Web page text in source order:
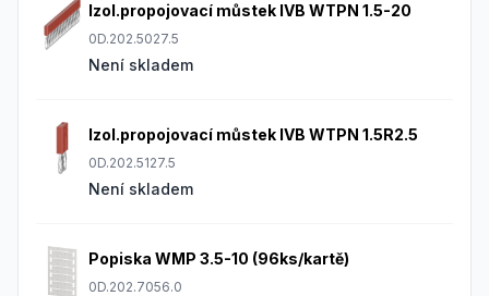
Izol.propojovací můstek IVB WTPN 1.5-20
0D.202.5027.5
Není skladem
Izol.propojovací můstek IVB WTPN 1.5R2.5
0D.202.5127.5
Není skladem
Popiska WMP 3.5-10 (96ks/kartě)
0D.202.7056.0